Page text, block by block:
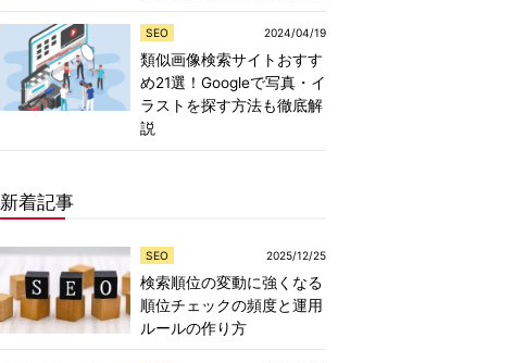
SEO 2024/04/19
類似画像検索サイトおすす
め21選！Googleで写真・イ
ラストを探す方法も徹底解
説
新着記事
SEO 2025/12/25
検索順位の変動に強くなる
順位チェックの頻度と運用
ルールの作り方